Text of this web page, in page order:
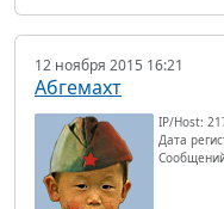
12 ноября 2015 16:21
Абгемахт
IP/Host:
Дата